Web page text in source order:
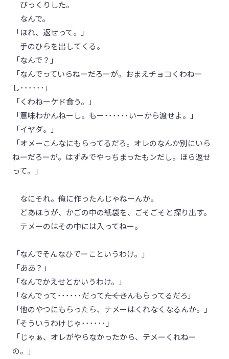
びっくりした。
なんで。
「ほれ、返せって。」
手のひらを出してくる。
「なんで？」
「なんでっていらねーだろーが。おまえチョコくわねー
し･･････」
「くわねーケド食う。」
「意味わかんねーし。もー･･････いーから渡せよ。」
「イヤダ。」
「オメーこんなにもらってるだろ。オレのなんか別にいら
ねーだろーが。はずみでやっちまったもンだし。ほら返せ
って。」
なにそれ。俺に作ったんじゃねーんか。
どあほうが、かごの中の紙袋を、ごそごそと探り出す。
テメーのはその中には入ってねー。
「なんでそんなひでーこというわけ。」
「ああ？」
「なんでかえせとかいうわけ。」
「なんでって･･････だって―――たくさんもらってるだろ」
「他のやつにもらったら、テメーはくれなくなるんか。」
「そういうわけじゃ･･････」
「じゃぁ、オレがやらなかったから、テメーくれねー
の。」